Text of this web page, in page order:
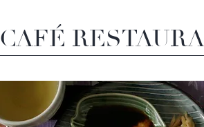
CAFÉ